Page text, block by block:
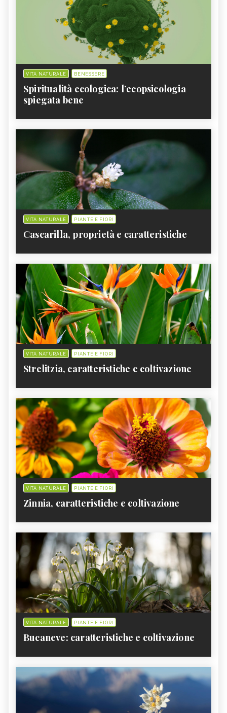
VITA NATURALE BENESSERE
Spiritualità ecologica: l’ecopsicologia
spiegata bene
VITA NATURALE PIANTE E FIORI
Cascarilla, proprietà e caratteristiche
VITA NATURALE PIANTE E FIORI
Strelitzia, caratteristiche e coltivazione
VITA NATURALE PIANTE E FIORI
Zinnia, caratteristiche e coltivazione
VITA NATURALE PIANTE E FIORI
Bucaneve: caratteristiche e coltivazione